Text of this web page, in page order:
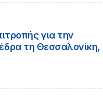
για την
τη Θεσσαλονίκη,